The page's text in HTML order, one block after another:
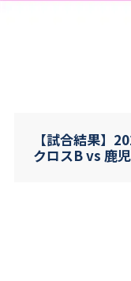
【試合結果】
クロスB vs 鹿